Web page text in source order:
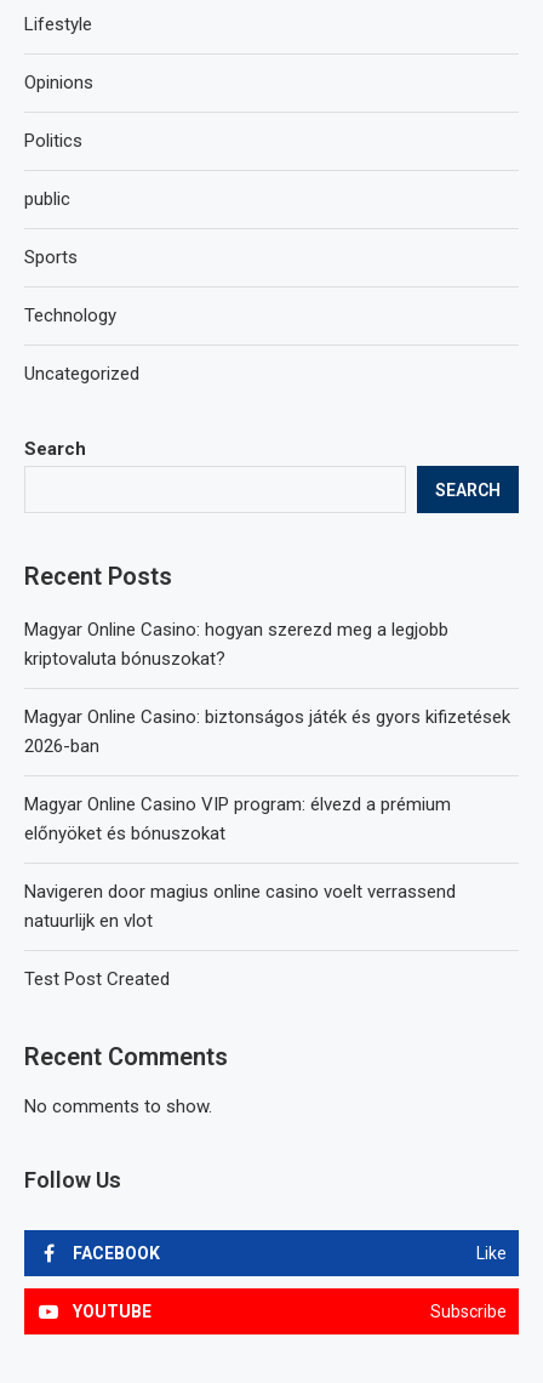
Search
SEARCH
Recent Posts
Magyar Online Casino: hogyan szerezd meg a legjobb
kriptovaluta bónuszokat?
Magyar Online Casino: biztonságos játék és gyors kifizetések
2026-ban
Magyar Online Casino VIP program: élvezd a prémium
előnyöket és bónuszokat
Navigeren door magius online casino voelt verrassend
natuurlijk en vlot
Test Post Created
Recent Comments
No comments to show.
Follow Us
FACEBOOK Like
YOUTUBE Subscribe
Lifestyle
Opinions
Politics
public
Sports
Technology
Uncategorized